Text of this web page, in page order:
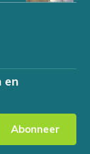
en
Abonneer